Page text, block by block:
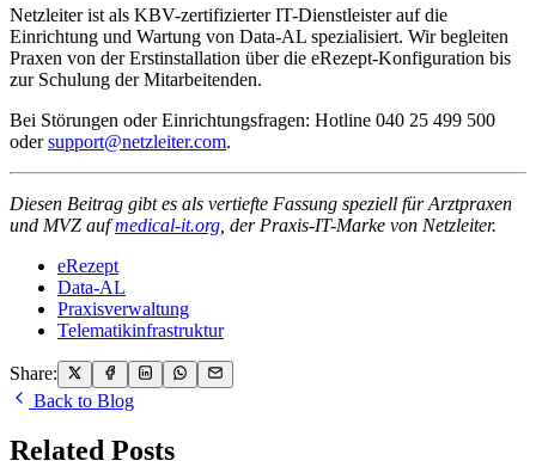
Netzleiter ist als KBV-zertifizierter IT-Dienstleister auf die
Einrichtung und Wartung von Data-AL spezialisiert. Wir begleiten
Praxen von der Erstinstallation über die eRezept-Konfiguration bis
zur Schulung der Mitarbeitenden.
Bei Störungen oder Einrichtungsfragen: Hotline 040 25 499 500
odersupport@netzleiter.com.
Diesen Beitrag gibt es als vertiefte Fassung speziell für Arztpraxen
und MVZ aufmedical-it.org , der Praxis-IT-Marke von Netzleiter.
eRezept
Data-AL
Praxisverwaltung
Telematikinfrastruktur
Share:
Back to Blog
Related Posts